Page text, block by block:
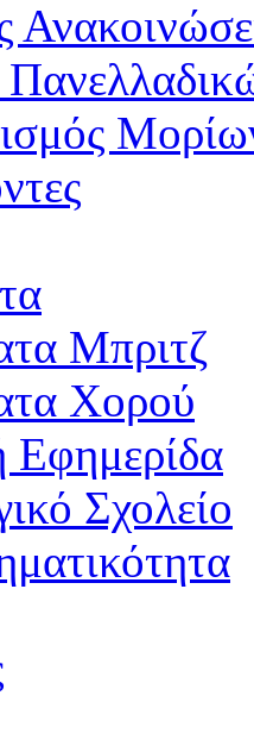
Μπριτζ
Χορού
Εφημερίδα
Σχολείο